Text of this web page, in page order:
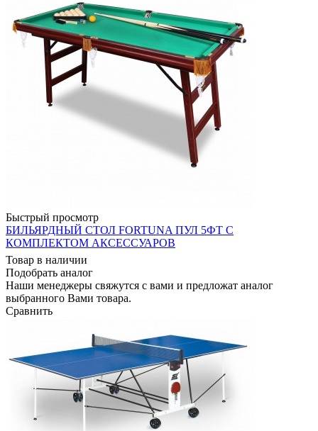
Быстрый просмотр
БИЛЬЯРДНЫЙ СТОЛ FORTUNA ПУЛ 5ФТ С
КОМПЛЕКТОМ АКСЕССУАРОВ
Товар в наличии
Подобрать аналог
Наши менеджеры свяжутся с вами и предложат аналог
выбранного Вами товара.
Сравнить